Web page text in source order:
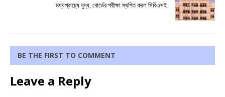
মধ্যপ্রাচ্যে যুদ্ধ, বোর্ডের পরীক্ষা স্থগিত করল সিবিএসই
BE THE FIRST TO COMMENT
Leave a Reply